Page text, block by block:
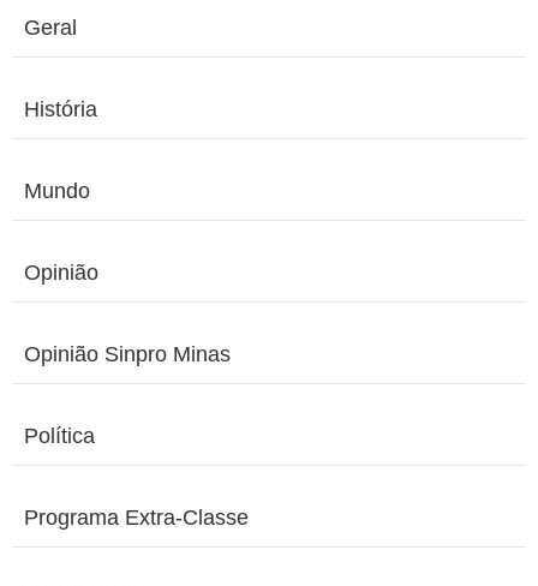
Geral
História
Mundo
Opinião
Opinião Sinpro Minas
Política
Programa Extra-Classe